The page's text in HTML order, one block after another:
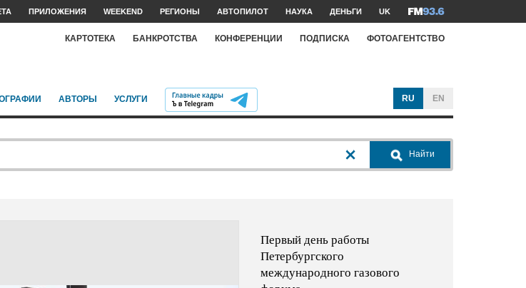
ПРИЛОЖЕНИЯ WEEKEND РЕГИОНЫ АВТОПИЛОТ НАУКА ДЕНЬГИ UK
КАРТОТЕКА БАНКРОТСТВА КОНФЕРЕНЦИИ ПОДПИСКА ФОТОАГЕНТСТВО
АВТОРЫ УСЛУГИ RU EN
Найти
Первый день работы
Петербургского
международного газового